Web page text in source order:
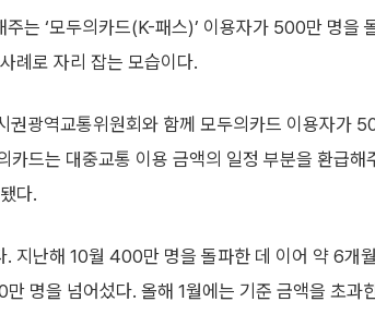
는 ‘모두의카드(K-패스)’ 이용자가 500만 명을
례로 자리 잡는 모습이다.
권광역교통위원회와 함께 모두의카드 이용자가
카드는 대중교통 이용 금액의 일정 부분을 환급해
다.
. 지난해 10월 400만 명을 돌파한 데 이어 약 6개월
명을 넘어섰다. 올해 1월에는 기준 금액을 초과